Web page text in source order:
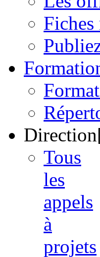
Fiches
Tous
les
appels
à
projets